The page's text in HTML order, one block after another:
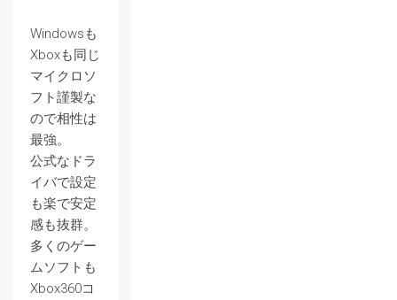
Windowsも
Xboxも同じ
マイクロソ
フト謹製な
ので相性は
最強。
公式なドラ
イバで設定
も楽で安定
感も抜群。
多くのゲー
ムソフトも
Xbox360コ